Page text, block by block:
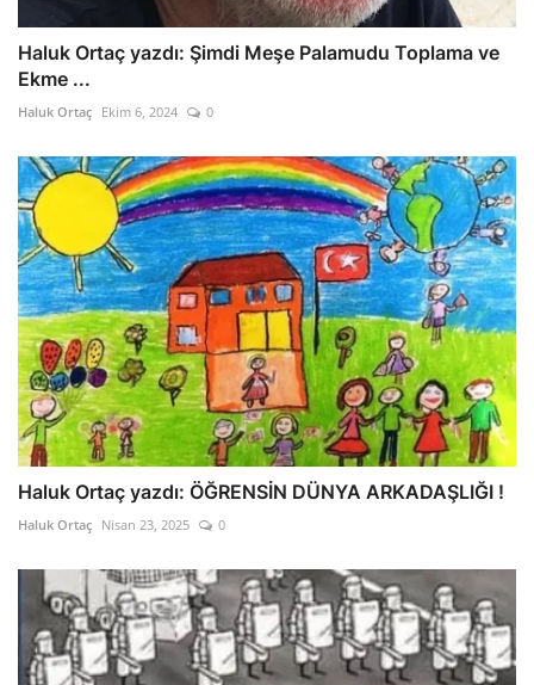
Haluk Ortaç yazdı: Şimdi Meşe Palamudu Toplama ve
Ekme ...
Haluk Ortaç Ekim 6, 2024 0
Haluk Ortaç yazdı: ÖĞRENSİN DÜNYA ARKADAŞLIĞI !
Haluk Ortaç Nisan 23, 2025 0